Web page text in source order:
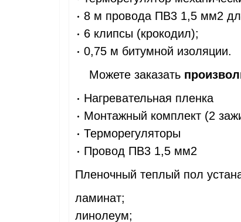
8 м провода ПВ3 1,5 мм2
6 клипсы (крокодил);
0,75 м битумной изоляции.
Можете заказать
Нагревательная пленка
Монтажный комплект (2
Терморегуляторы
Провод ПВ3 1,5 мм2
Пленочный теплый пол
ламинат;
линолеум;